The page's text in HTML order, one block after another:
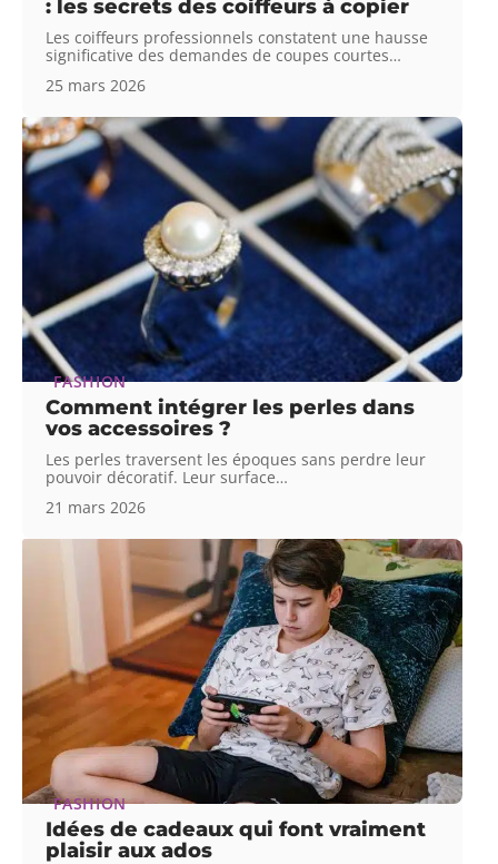
: les secrets des coiffeurs à copier
Les coiffeurs professionnels constatent une hausse
significative des demandes de coupes courtes…
25 mars 2026
FASHION
Comment intégrer les perles dans
vos accessoires ?
Les perles traversent les époques sans perdre leur
pouvoir décoratif. Leur surface…
21 mars 2026
FASHION
Idées de cadeaux qui font vraiment
plaisir aux ados